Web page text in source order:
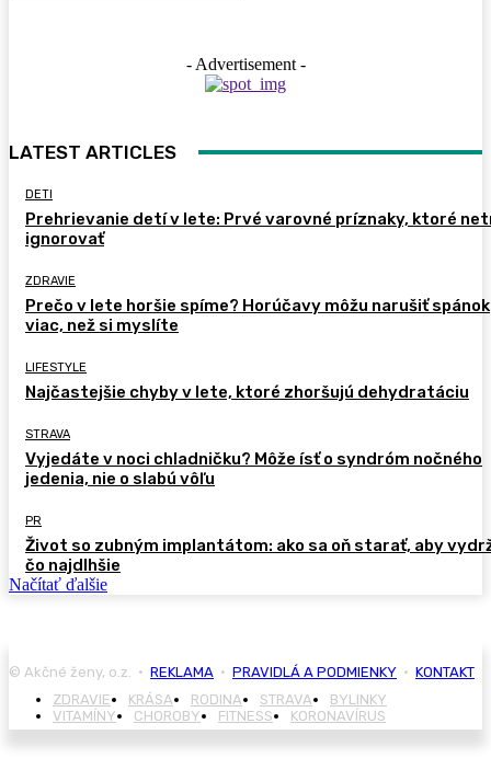
- Advertisement -
LATEST ARTICLES
DETI
Prehrievanie detí v lete: Prvé varovné príznaky, ktoré
ignorovať
ZDRAVIE
Prečo v lete horšie spíme? Horúčavy môžu narušiť spánok
viac, než si myslíte
LIFESTYLE
Najčastejšie chyby v lete, ktoré zhoršujú dehydratáciu
STRAVA
Vyjedáte v noci chladničku? Môže ísť o syndróm nočného
jedenia, nie o slabú vôľu
PR
Život so zubným implantátom: ako sa oň starať, aby
čo najdlhšie
Načítať ďalšie
© Akčné ženy, o.z. • REKLAMA • PRAVIDLÁ A PODMIENKY • KONTAKT
ZDRAVIE
KRÁSA RODINA STRAVA
BYLINKY
VITAMÍNY
CHOROBY FITNESS KORONAVÍRUS